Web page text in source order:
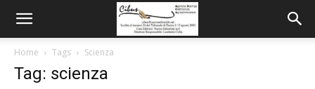
Home Tags Scienza
Tag: scienza